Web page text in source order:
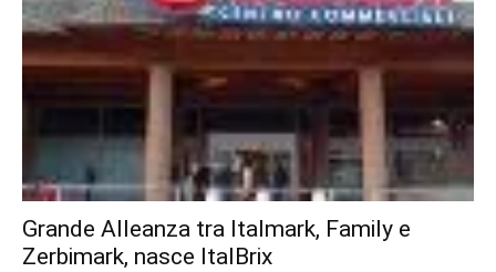
Grande Alleanza tra Italmark, Family e
Zerbimark, nasce ItalBrix